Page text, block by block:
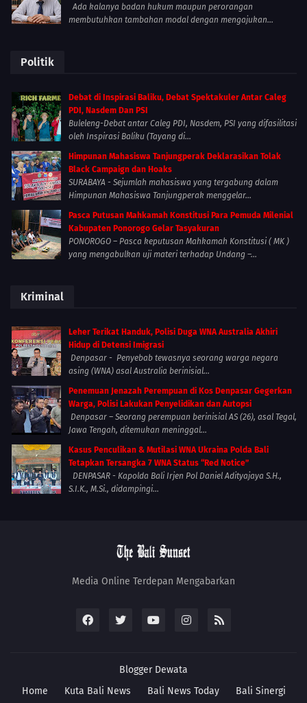
Ada kalanya badan hukum maupun perorangan
membutuhkan tambahan modal dengan mengajukan...
Politik
Debat di Inspirasi Baliku, Debat Spektakuler Antar Caleg
PDI, Nasdem Dan PSI
Buleleng-Debat antar Caleg PDI, Nasdem, PSI yang difasilitasi
oleh Inspirasi Baliku (Tayang di...
Himpunan Mahasiswa Tanjungperak Deklarasikan Tolak
Black Campaign dan Hoaks
SURABAYA - Sejumlah mahasiswa yang tergabung dalam
Himpunan Mahasiswa Tanjungperak menggelar...
Pasca Putusan Mahkamah Konstitusi Para Pemuda Milenial
Kabupaten Ponorogo Gelar Tasyakuran
PONOROGO – Pasca keputusan Mahkamah Konstitusi ( MK )
yang mengabulkan uji materi terhadap Undang –...
Kriminal
Leher Terikat Handuk, Polisi Duga WNA Australia Akhiri
Hidup di Detensi Imigrasi
Denpasar - Penyebab tewasnya seorang warga negara
asing (WNA) asal Australia berinisial...
Penemuan Jenazah Perempuan di Kos Denpasar Gegerkan
Warga, Polisi Lakukan Penyelidikan dan Autopsi
Denpasar – Seorang perempuan berinisial AS (26), asal Tegal,
Jawa Tengah, ditemukan meninggal...
Kasus Penculikan & Mutilasi WNA Ukraina Polda Bali
Tetapkan Tersangka 7 WNA Status “Red Notice”
DENPASAR - Kapolda Bali Irjen Pol Daniel Adityajaya S.H.,
S.I.K., M.Si., didampingi...
Media Online Terdepan Mengabarkan
Blogger Dewata
Home
Kuta Bali News Bali News Today Bali Sinergi